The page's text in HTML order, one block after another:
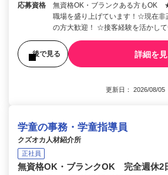
応募資格
無資格OK・ブランクある方もOK
職場を盛り上げています！☆現在非
の方大歓迎！ ☆接客経験を活かし
後で見る 詳細を
更新日： 2026/08/
学童の事務・学童指導員
クズオカ人材紹介所
正社員
無資格OK・ブランクOK 完全週休2